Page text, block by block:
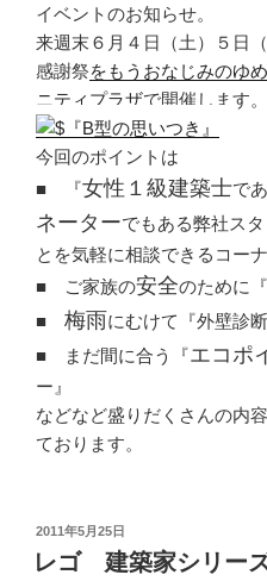
イベントのお知らせ。
来週末６月４日（土）５日
感謝祭をもうおなじみのゆ
ニティプラザで開催します。
今回のポイントは
■ 『女性１級建築士で
ネーターでもある弊社ス
とを気軽に相談できるコーナ
■ ご家族の安全のために
■ 梅雨にむけて『外壁診
■ まだ間に合う『エコポ
ー』
などなど盛りだくさんの内
ております。
投
稿
日:
2011年5月25日
レゴ 建築家シリー